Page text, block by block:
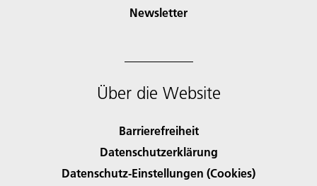
Newsletter
Über die Website
Barrierefreiheit
Datenschutzerklärung
Datenschutz-Einstellungen (Cookies)